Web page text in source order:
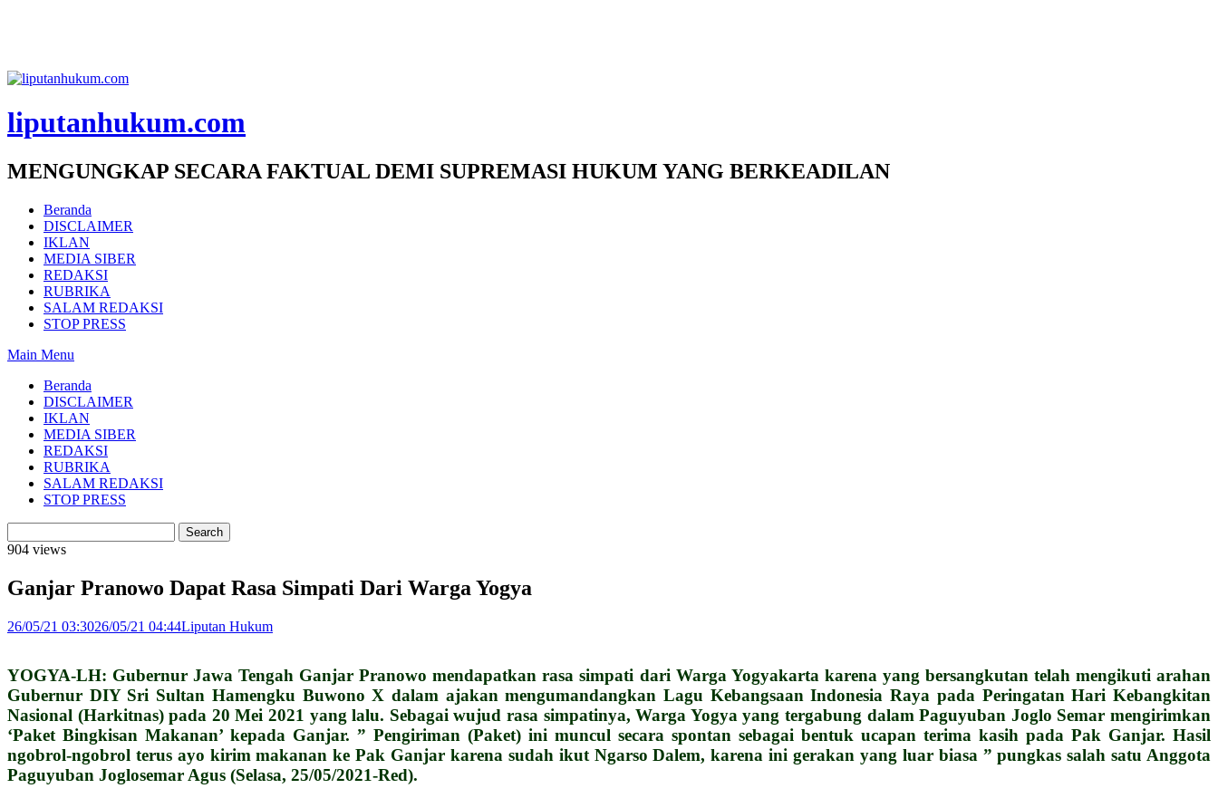
liputanhukum.com
MENGUNGKAP SECARA FAKTUAL DEMI SUPREMASI HUKUM YANG BERKEADILAN
Beranda
DISCLAIMER
IKLAN
MEDIA SIBER
REDAKSI
RUBRIKA
SALAM REDAKSI
STOP PRESS
Main Menu
Beranda
DISCLAIMER
IKLAN
MEDIA SIBER
REDAKSI
RUBRIKA
SALAM REDAKSI
STOP PRESS
904 views
Ganjar Pranowo Dapat Rasa Simpati Dari Warga Yogya
26/05/21 03:3026/05/21 04:44Liputan Hukum
YOGYA-LH: Gubernur Jawa Tengah Ganjar Pranowo mendapatkan rasa simpati dari Warga Yogyakarta karena yang bersangkutan telah mengikuti arahan
Gubernur DIY Sri Sultan Hamengku Buwono X dalam ajakan mengumandangkan Lagu Kebangsaan Indonesia Raya pada Peringatan Hari Kebangkitan
Nasional (Harkitnas) pada 20 Mei 2021 yang lalu. Sebagai wujud rasa simpatinya, Warga Yogya yang tergabung dalam Paguyuban Joglo Semar mengirimkan
‘Paket Bingkisan Makanan’ kepada Ganjar. ” Pengiriman (Paket) ini muncul secara spontan sebagai bentuk ucapan terima kasih pada Pak Ganjar. Hasil
ngobrol-ngobrol terus ayo kirim makanan ke Pak Ganjar karena sudah ikut Ngarso Dalem, karena ini gerakan yang luar biasa ” pungkas salah satu Anggota
Paguyuban Joglosemar Agus (Selasa, 25/05/2021-Red).